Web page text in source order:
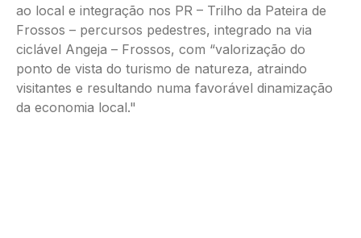
ao local e integração nos PR – Trilho da Pateira de
Frossos – percursos pedestres, integrado na via
ciclável Angeja – Frossos, com “valorização do
ponto de vista do turismo de natureza, atraindo
visitantes e resultando numa favorável dinamização
da economia local."